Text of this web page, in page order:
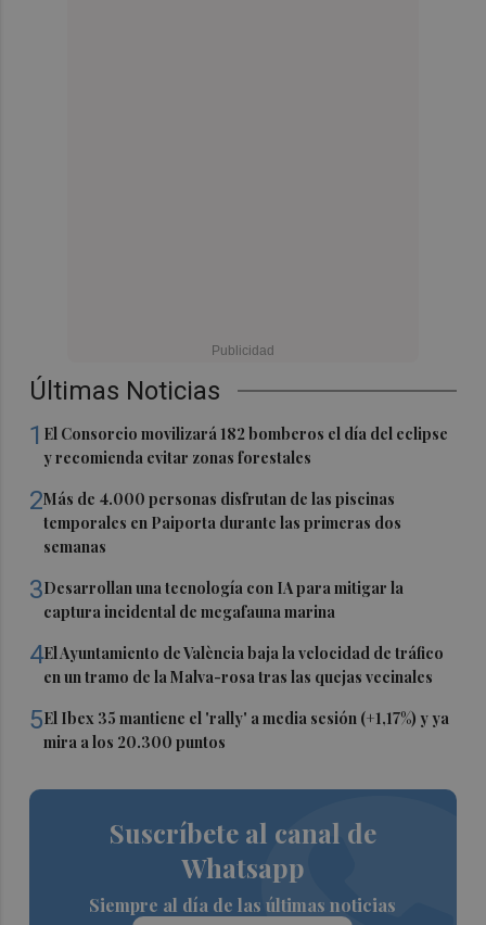
Últimas Noticias
1 El Consorcio movilizará 182 bomberos el día del eclipse
y recomienda evitar zonas forestales
2Más de 4.000 personas disfrutan de las piscinas
temporales en Paiporta durante las primeras dos
semanas
3Desarrollan una tecnología con IA para mitigar la
captura incidental de megafauna marina
4El Ayuntamiento de València baja la velocidad de tráfico
en un tramo de la Malva-rosa tras las quejas vecinales
5El Ibex 35 mantiene el 'rally' a media sesión (+1,17%) y ya
mira a los 20.300 puntos
Suscríbete al canal de
Whatsapp
Siempre al día de las últimas noticias